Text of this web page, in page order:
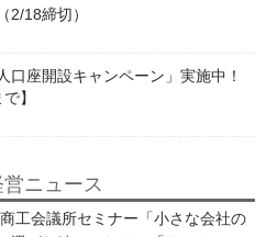
2/18締切）
口座開設キャンペーン」実施中！
】
ニュース
商工会議所セミナー「小さな会社の